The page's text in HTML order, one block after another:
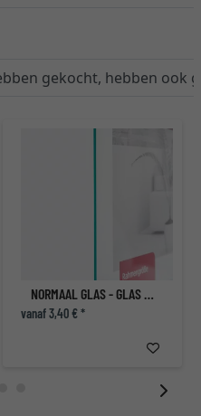
gekocht, hebben ook
NORMAAL GLAS - GLAS VOOR FOTOKADERS
vanaf 3,40 € *